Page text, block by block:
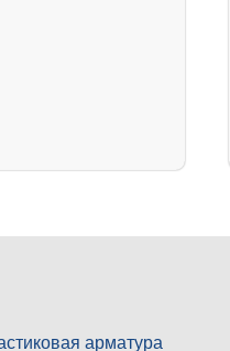
арматура